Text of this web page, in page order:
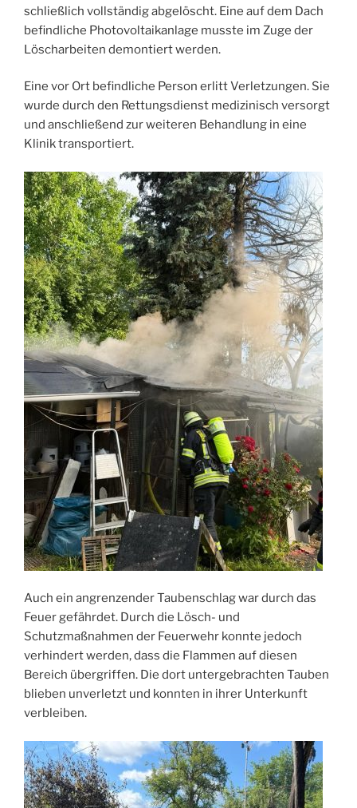
schließlich vollständig abgelöscht. Eine auf dem Dach
befindliche Photovoltaikanlage musste im Zuge der
Löscharbeiten demontiert werden.
Eine vor Ort befindliche Person erlitt Verletzungen. Sie
wurde durch den Rettungsdienst medizinisch versorgt
und anschließend zur weiteren Behandlung in eine
Klinik transportiert.
Auch ein angrenzender Taubenschlag war durch das
Feuer gefährdet. Durch die Lösch- und
Schutzmaßnahmen der Feuerwehr konnte jedoch
verhindert werden, dass die Flammen auf diesen
Bereich übergriffen. Die dort untergebrachten Tauben
blieben unverletzt und konnten in ihrer Unterkunft
verbleiben.